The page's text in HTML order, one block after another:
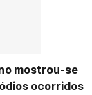
mostrou-se
ocorridos